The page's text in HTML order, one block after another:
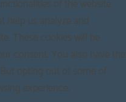
of the website.
help us analyze and
These cookies will be
consent. You also have the
opting out of some of
experience.